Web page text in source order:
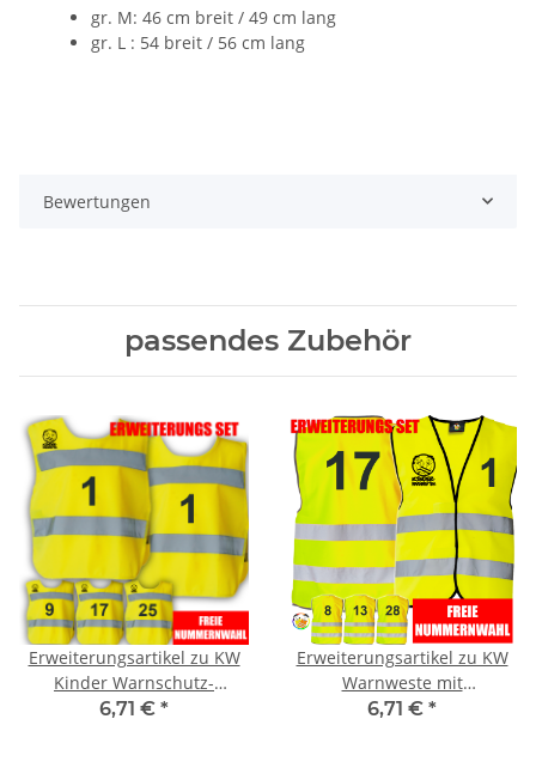
gr. M: 46 cm breit / 49 cm lang
gr. L : 54 breit / 56 cm lang
Bewertungen
passendes Zubehör
Erweiterungsartikel zu KW
Kinder Warnschutz-
Überwurf mit
6,71 € *
Erweiterungsartikel zu KW
Warnweste mit
Startnummern
6,71 € *